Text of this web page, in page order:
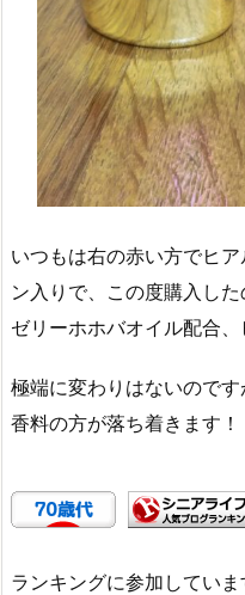
いつもは右の赤い方でヒ
ン入りで、この度購入し
ゼリーホホバオイル配合、
極端に変わりはないので
香料の方が落ち着きます！
ランキングに参加していま